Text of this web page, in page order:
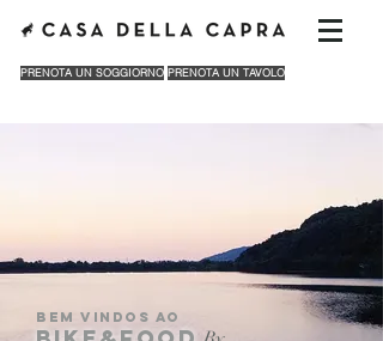
PRENOTA UN SOGGIORNO PRENOTA UN TAVOLO
Bem vindos ao